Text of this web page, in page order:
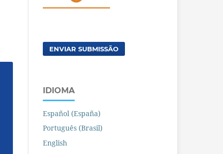
ENVIAR SUBMISSÃO
IDIOMA
Español (España)
Português (Brasil)
English